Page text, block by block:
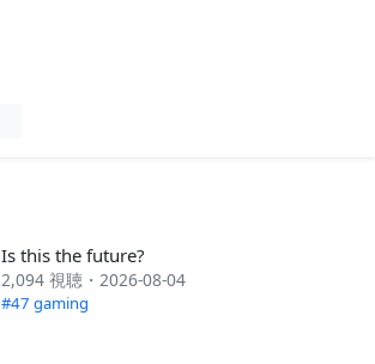
Is this the future?
2,094 視聴・2026-08-04
#47 gaming